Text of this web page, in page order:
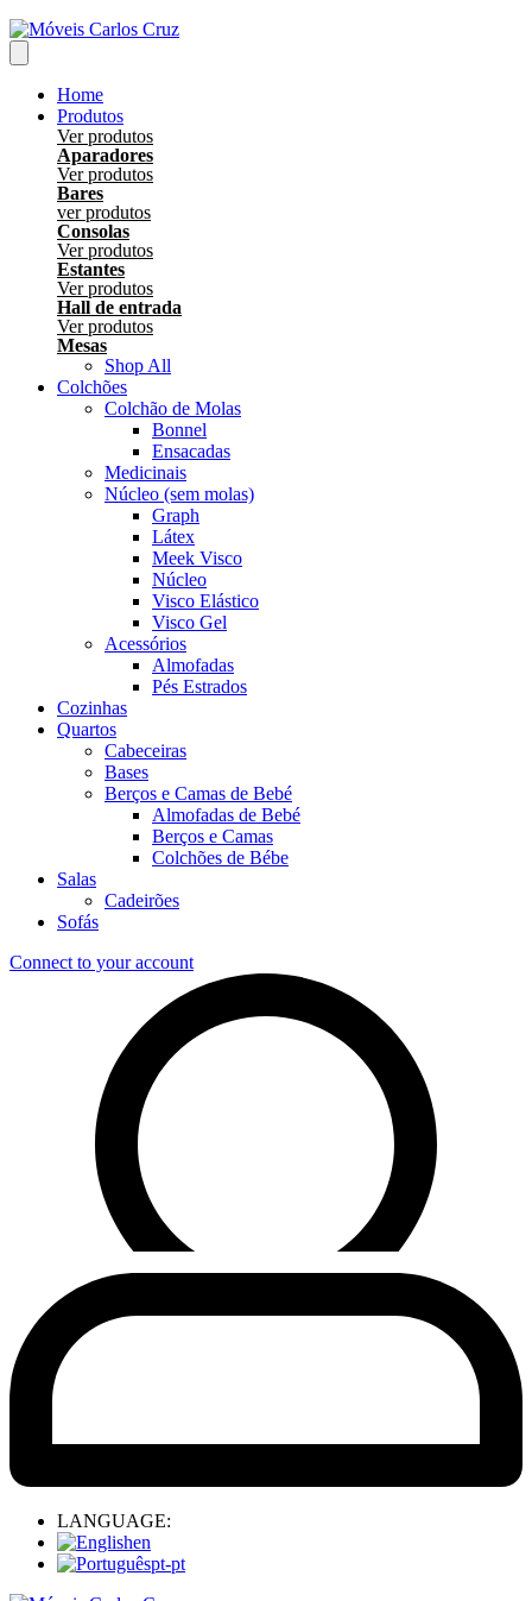
Home
Produtos
Ver produtos
Aparadores
Ver produtos
Bares
ver produtos
Consolas
Ver produtos
Estantes
Ver produtos
Hall de entrada
Ver produtos
Mesas
Shop All
Colchões
Colchão de Molas
Bonnel
Ensacadas
Medicinais
Núcleo (sem molas)
Graph
Látex
Meek Visco
Núcleo
Visco Elástico
Visco Gel
Acessórios
Almofadas
Pés Estrados
Cozinhas
Quartos
Cabeceiras
Bases
Berços e Camas de Bebé
Almofadas de Bebé
Berços e Camas
Colchões de Bébe
Salas
Cadeirões
Sofás
Connect to your account
LANGUAGE:
en
pt-pt